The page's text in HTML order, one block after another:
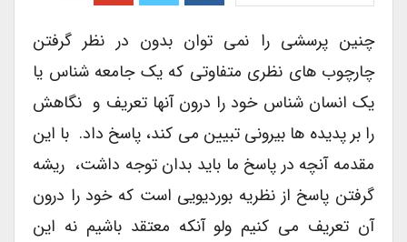
چنین پرسشی را نمی توان بدون در نظر گرفتن
چارچوب های نظری متفاوتی که یک جامعه شناس یا
یک انسان شناس خود را درون آنها تعریف و نگاهش
را بر پدیده ها بیرونی تبیین می کند، پاسخ داد. با این
مقدمه آنچه در پاسخ ما باید بدان توجه داشت، ریشه
گرفتن پاسخ از نظریه بوردیویی است که خود را درون
آن تعریف می کنیم ولو آنکه معتقد باشیم نه این